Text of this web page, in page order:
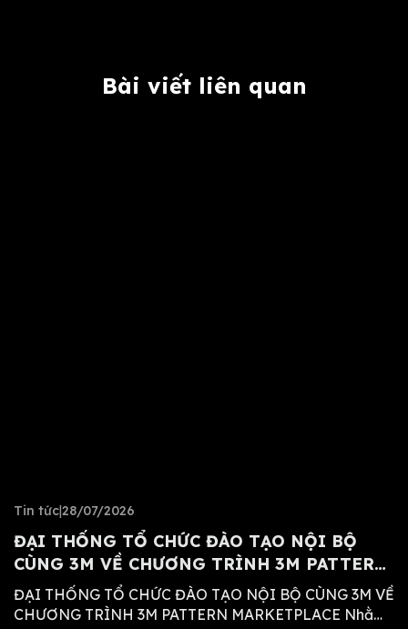
Bài viết liên quan
Tin tức|28/07/2026
ĐẠI THỐNG TỔ CHỨC ĐÀO TẠO NỘI BỘ
CÙNG 3M VỀ CHƯƠNG TRÌNH 3M PATTERN
MARKETPLACE
ĐẠI THỐNG TỔ CHỨC ĐÀO TẠO NỘI BỘ CÙNG 3M VỀ
CHƯƠNG TRÌNH 3M PATTERN MARKETPLACE Nhằm